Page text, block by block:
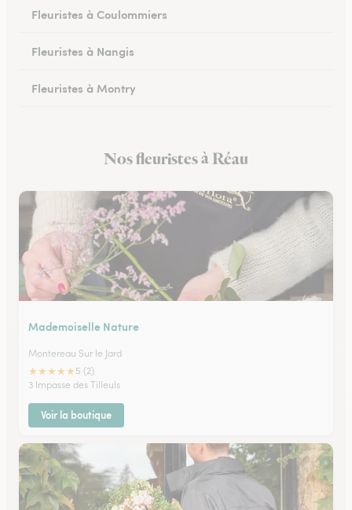
Fleuristes à Coulommiers
Fleuristes à Nangis
Fleuristes à Montry
Fleuristes à EsblyNos fleuristes à Réau
Mademoiselle Nature
Montereau Sur le Jard
★★★★★ 5 (2)
3 Impasse des Tilleuls
Voir la boutique